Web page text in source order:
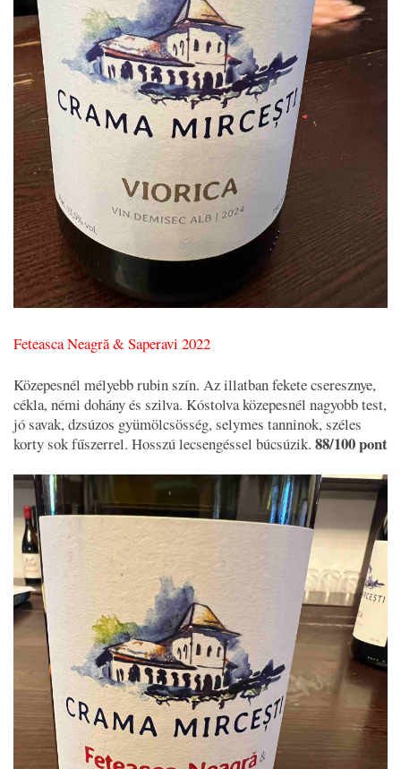
Feteasca Neagră & Saperavi 2022
Közepesnél mélyebb rubin szín. Az illatban fekete cseresznye,
cékla, némi dohány és szilva. Kóstolva közepesnél nagyobb test,
jó savak, dzsúzos gyümölcsösség, selymes tanninok, széles
korty sok fűszerrel. Hosszú lecsengéssel búcsúzik. 88/100 pont